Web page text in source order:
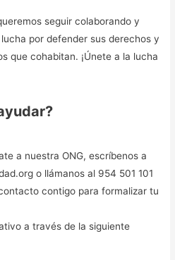
seguir colaborando y
por defender sus derechos y
que cohabitan. ¡Únete a la lucha
a nuestra ONG, escríbenos a
o llámanos al 954 501 101
contigo para formalizar tu
a través de la siguiente